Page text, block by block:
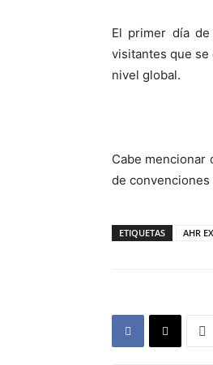
El primer día
visitantes que se
nivel global.
Cabe mencionar
de convenciones
ETIQUETAS AHR